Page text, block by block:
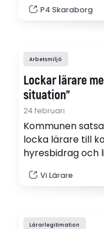
lättklädd kvinna
uppmanade
proven.
P4 Skaraborg
Arbetsmiljö
Lockar lärare
situation”
24 februari
Kommunen
locka lärare till
hyresbidrag och
mycket pengar
och inte får
Vi Lärare
Lärarlegitimation